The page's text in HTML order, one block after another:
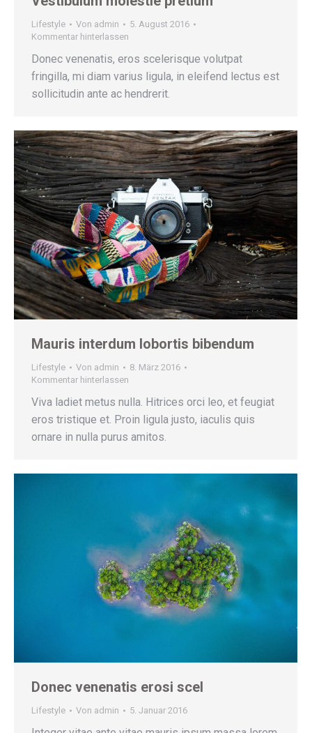
Lifestyle Von admin
5. August 2016
Kommentar hinterlassen
Donec venenatis, eros scelerisque volutpat
fringilla, mi diam varius ligula, in eleifend lectus est
sollicitudin ante ac hendrerit.
Mauris interdum lobortis bibendum
Lifestyle Von admin
8. März 2016
Kommentar hinterlassen
Viva ladiet metus nulla. Hitrices orci leo, et feugiat
eros tristique et. Proin ligula justo, iaculis quis
ornare in nulla purus amitos.
Donec venenatis erosi scel
Lifestyle Von admin 5. Januar 2016